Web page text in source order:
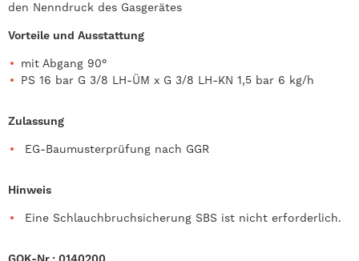
den Nenndruck des Gasgerätes
Vorteile und Ausstattung
mit Abgang 90°
PS 16 bar G 3/8 LH-ÜM x G 3/8 LH-KN 1,5 bar 6 kg/h
Zulassung
EG-Baumusterprüfung nach GGR
Hinweis
Eine Schlauchbruchsicherung SBS ist nicht erforderlich.